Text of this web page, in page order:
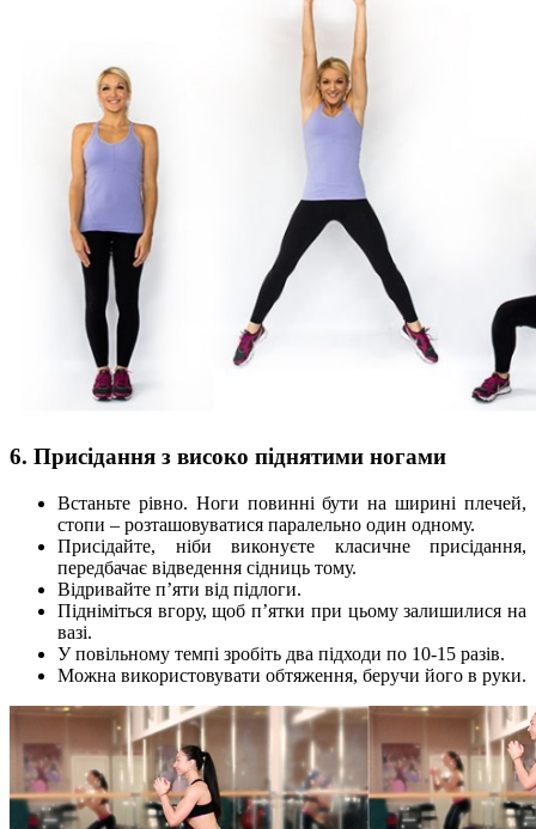
6. Присідання з високо піднятими ногами
Встаньте рівно. Ноги повинні бути на ширині плечей,
стопи – розташовуватися паралельно один одному.
Присідайте, ніби виконуєте класичне присідання,
передбачає відведення сідниць тому.
Відривайте п’яти від підлоги.
Підніміться вгору, щоб п’ятки при цьому залишилися на
вазі.
У повільному темпі зробіть два підходи по 10-15 разів.
Можна використовувати обтяження, беручи його в руки.